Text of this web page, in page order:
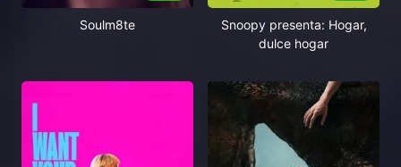
Soulm8te
Snoopy presenta: Hogar,
dulce hogar